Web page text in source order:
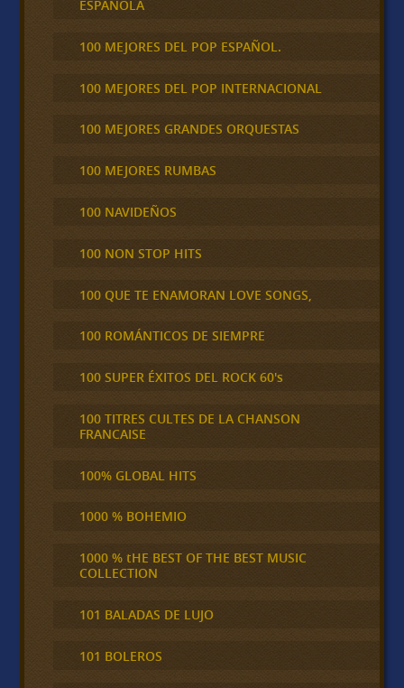
ESPAÑOLA
100 MEJORES DEL POP ESPAÑOL.
100 MEJORES DEL POP INTERNACIONAL
100 MEJORES GRANDES ORQUESTAS
100 MEJORES RUMBAS
100 NAVIDEÑOS
100 NON STOP HITS
100 QUE TE ENAMORAN LOVE SONGS,
100 ROMÁNTICOS DE SIEMPRE
100 SUPER ÉXITOS DEL ROCK 60's
100 TITRES CULTES DE LA CHANSON
FRANCAISE
100% GLOBAL HITS
1000 % BOHEMIO
1000 % tHE BEST OF THE BEST MUSIC
COLLECTION
101 BALADAS DE LUJO
101 BOLEROS